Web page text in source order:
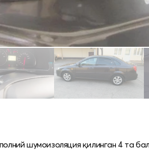
шумоизоляция қилинган 4 та